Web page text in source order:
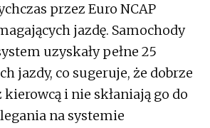
przez Euro NCAP
jazdę. Samochody
uzyskały pełne 25
jazdy, co sugeruje, że dobrze
i nie skłaniają go do
na systemie